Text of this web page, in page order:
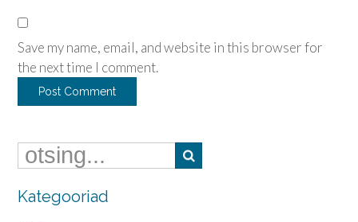
Save my name, email, and website in this browser for
the next time I comment.
Kategooriad